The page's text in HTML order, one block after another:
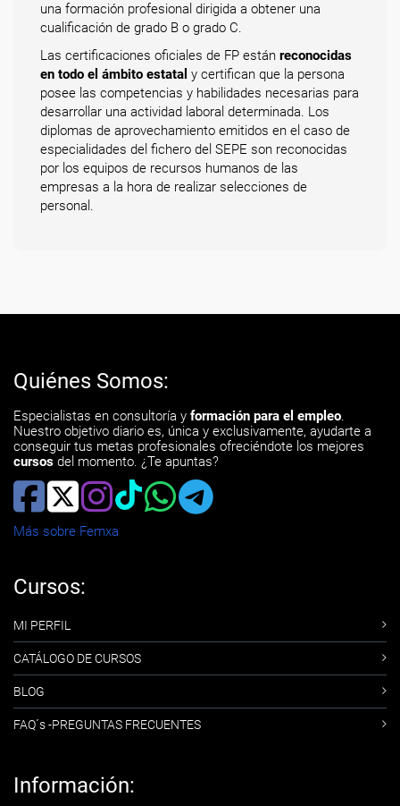
una formación profesional dirigida a obtener una
cualificación de grado B o grado C.
Las certificaciones oficiales de FP están reconocidas
en todo el ámbito estatal y certifican que la persona
posee las competencias y habilidades necesarias para
desarrollar una actividad laboral determinada. Los
diplomas de aprovechamiento emitidos en el caso de
especialidades del fichero del SEPE son reconocidas
por los equipos de recursos humanos de las
empresas a la hora de realizar selecciones de
personal.
Quiénes Somos:
Especialistas en consultoría y formación para el empleo.
Nuestro objetivo diario es, única y exclusivamente, ayudarte a
conseguir tus metas profesionales ofreciéndote los mejores
cursos del momento. ¿Te apuntas?
Más sobre Femxa
Cursos:
MI PERFIL
CATÁLOGO DE CURSOS
BLOG
FAQ´s -PREGUNTAS FRECUENTES
Información: